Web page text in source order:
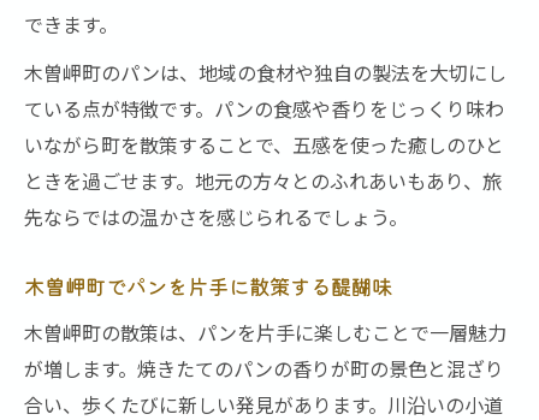
できます。
木曽岬町のパンは、地域の食材や独自の製法を大切にし
ている点が特徴です。パンの食感や香りをじっくり味わ
いながら町を散策することで、五感を使った癒しのひと
ときを過ごせます。地元の方々とのふれあいもあり、旅
先ならではの温かさを感じられるでしょう。
木曽岬町でパンを片手に散策する醍醐味
木曽岬町の散策は、パンを片手に楽しむことで一層魅力
が増します。焼きたてのパンの香りが町の景色と混ざり
合い、歩くたびに新しい発見があります。川沿いの小道